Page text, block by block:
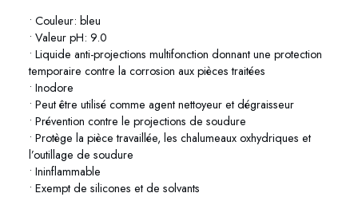
• Couleur: bleu
• Valeur pH: 9.0
• Liquide anti-projections multifonction donnant une protection
temporaire contre la corrosion aux pièces traitées
• Inodore
• Peut être utilisé comme agent nettoyeur et dégraisseur
• Prévention contre le projections de soudure
• Protège la pièce travaillée, les chalumeaux oxhydriques et
l’outillage de soudure
• Ininflammable
• Exempt de silicones et de solvants